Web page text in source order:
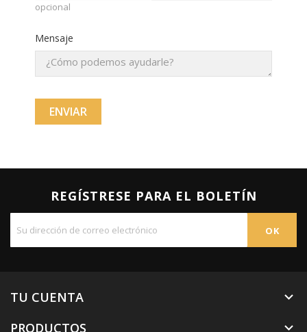
opcional
Mensaje
REGÍSTRESE PARA EL BOLETÍN
TU CUENTA 
PRODUCTOS 